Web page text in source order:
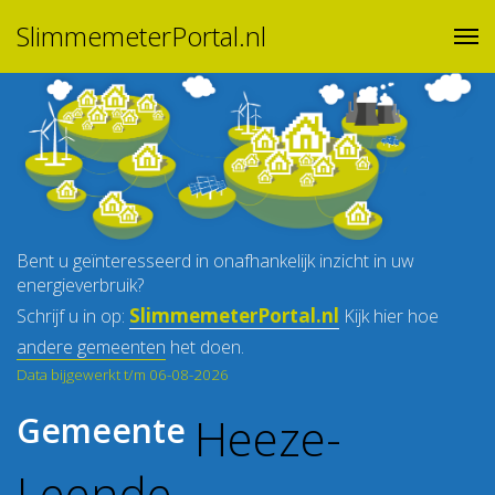
SlimmemeterPortal.nl
Bent u geïnteresseerd in onafhankelijk inzicht in uw
energieverbruik?
Schrijf u in op: SlimmemeterPortal.nl Kijk hier hoe
andere gemeenten het doen.
Data bijgewerkt t/m 06-08-2026
Gemeente Heeze-